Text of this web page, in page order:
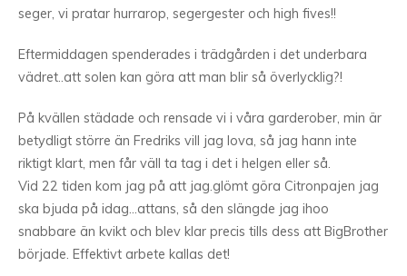
seger, vi pratar hurrarop, segergester och high fives!!
Eftermiddagen spenderades i trädgården i det underbara
vädret..att solen kan göra att man blir så överlycklig?!
På kvällen städade och rensade vi i våra garderober, min är
betydligt större än Fredriks vill jag lova, så jag hann inte
riktigt klart, men får väll ta tag i det i helgen eller så.
Vid 22 tiden kom jag på att jag.glömt göra Citronpajen jag
ska bjuda på idag…attans, så den slängde jag ihoo
snabbare än kvikt och blev klar precis tills dess att BigBrother
började. Effektivt arbete kallas det!